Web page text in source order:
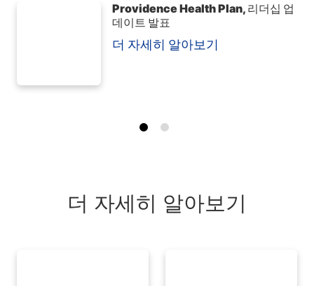
Providence Health Plan, 리더십 업
데이트 발표
더 자세히 알아보기
더 자세히 알아보기